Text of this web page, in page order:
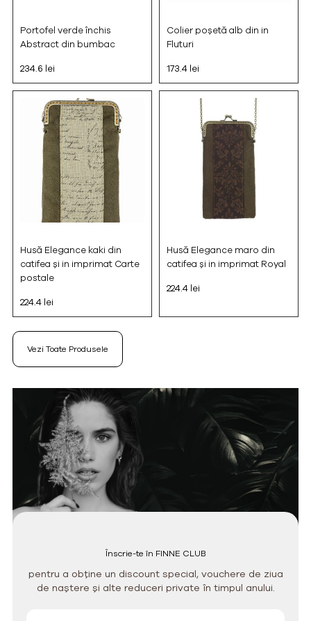
Portofel verde închis
Abstract din bumbac
234.6 lei
Colier poșetă alb din in
Fluturi
173.4 lei
Husă Elegance kaki din
catifea și in imprimat Carte
postale
224.4 lei
Husă Elegance maro din
catifea și in imprimat Royal
224.4 lei
Vezi Toate Produsele
Înscrie-te în FINNE CLUB
pentru a obține un discount special, vouchere de ziua
de naștere și alte reduceri private în timpul anului.